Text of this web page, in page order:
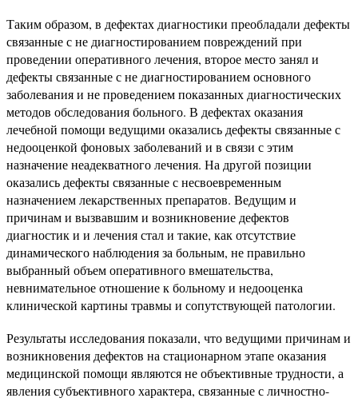
Таким образом, в дефектах диагностики преобладали дефекты
связанные с не диагностированием повреждений при
проведении оперативного лечения, второе место занял и
дефекты связанные с не диагностированием основного
заболевания и не проведением показанных диагностических
методов обследования больного. В дефектах оказания
лечебной помощи ведущими оказались дефекты связанные с
недооценкой фоновых заболеваний и в связи с этим
назначение неадекватного лечения. На другой позиции
оказались дефекты связанные с несвоевременным
назначением лекарственных препаратов. Ведущим и
причинам и вызвавшим и возникновение дефектов
диагностик и и лечения стал и такие, как отсутствие
динамического наблюдения за больным, не правильно
выбранный объем оперативного вмешательства,
невнимательное отношение к больному и недооценка
клинической картины травмы и сопутствующей патологии.
Результаты исследования показали, что ведущими причинам и
возникновения дефектов на стационарном этапе оказания
медицинской помощи являются не объективные трудности, а
явления субъективного характера, связанные с личностно-